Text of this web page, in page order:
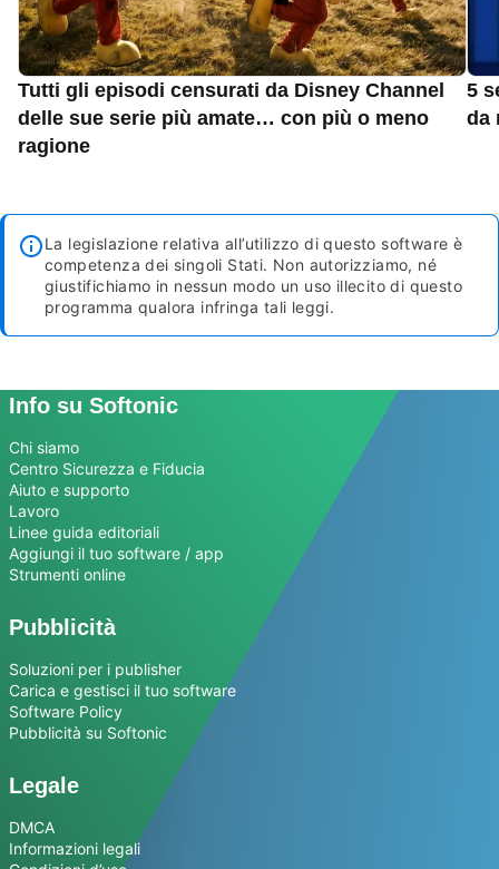
Tutti gli episodi censurati da Disney Channel
delle sue serie più amate… con più o meno
ragione
5
da
La legislazione relativa all’utilizzo di questo software è
competenza dei singoli Stati. Non autorizziamo, né
giustifichiamo in nessun modo un uso illecito di questo
programma qualora infringa tali leggi.
Info su Softonic
Chi siamo
Centro Sicurezza e Fiducia
Aiuto e supporto
Lavoro
Linee guida editoriali
Aggiungi il tuo software / app
Strumenti online
Pubblicità
Soluzioni per i publisher
Carica e gestisci il tuo software
Software Policy
Pubblicità su Softonic
Legale
DMCA
Informazioni legali